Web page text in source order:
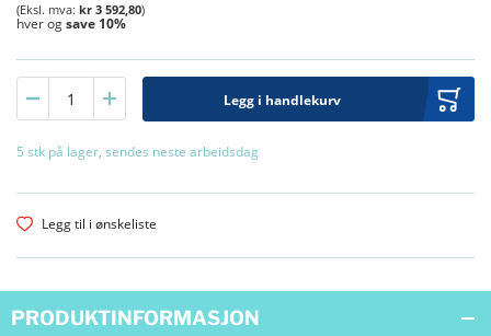
kr 3 592,80
hver ogsave 10%
Legg i handlekurv
5 stk på lager, sendes neste arbeidsdag
Legg til i ønskeliste
PRODUKTINFORMASJON